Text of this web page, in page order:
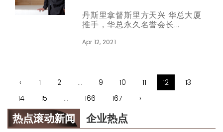
丹斯里拿督斯里方天兴 华总大厦
推手，华总永久名誉会长
Apr 12, 2021
‹ 1 2 ... 9 10 11 12
13
14
15 ... 166 167 ›
热点滚动新闻 企业热点